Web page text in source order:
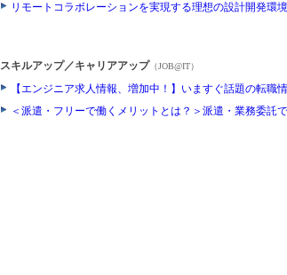
リモートコラボレーションを実現する理想の設計開発環
スキルアップ／キャリアアップ （JOB@IT）
【エンジニア求人情報、増加中！】いますぐ話題の転職
＜派遣・フリーで働くメリットとは？＞派遣・業務委託